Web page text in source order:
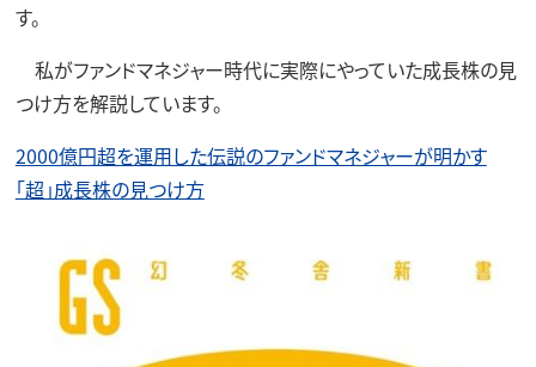
す。
私がファンドマネジャー時代に実際にやっていた成長株の見
つけ方を解説しています。
2000億円超を運用した伝説のファンドマネジャーが明かす
「超」成長株の見つけ方